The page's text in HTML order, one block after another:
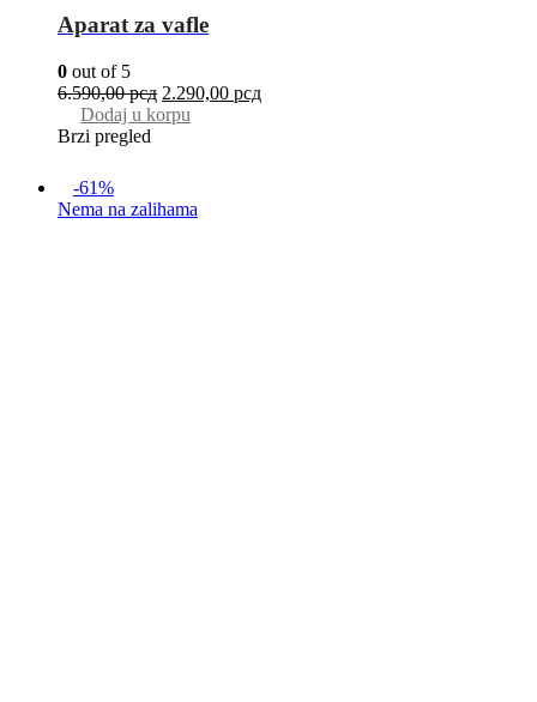
Aparat za vafle
0 out of 5
6.590,00рсд 2.290,00 рсд
Dodaj u korpu
Brzi pregled
-61%
Nema na zalihama